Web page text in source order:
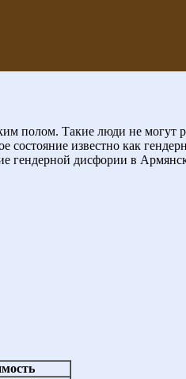
полом. Такие люди не могут
известно как
гендерной дисфории в